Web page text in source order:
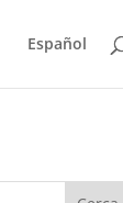
Español